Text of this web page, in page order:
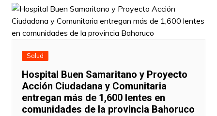
Salud
Hospital Buen Samaritano y Proyecto
Acción Ciudadana y Comunitaria
entregan más de 1,600 lentes en
comunidades de la provincia Bahoruco